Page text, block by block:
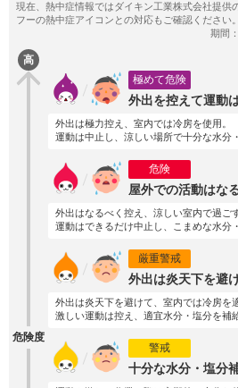
高
危険度
極めて危険
外出を控えて運動
外出は極力控え、室内では冷房を使用。
運動は中止し、涼しい場所で十分な水分
危険
屋外での活動はな
外出はなるべく控え、涼しい室内で過ごす
運動はできるだけ中止し、こまめな水分
厳重警戒
外出は炎天下を避
外出は炎天下を避けて、室内では冷房を
激しい運動は控え、適宜水分・塩分を補
警戒
十分な水分・塩分